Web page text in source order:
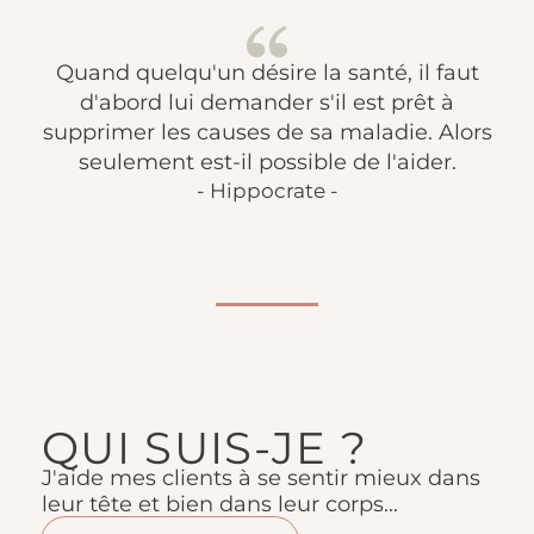
Quand quelqu'un désire la santé, il faut
d'abord lui demander s'il est prêt à
supprimer les causes de sa maladie. Alors
seulement est-il possible de l'aider.
- Hippocrate -
QUI SUIS-JE ?
J'aide mes clients à se sentir mieux dans
leur tête et bien dans leur corps...